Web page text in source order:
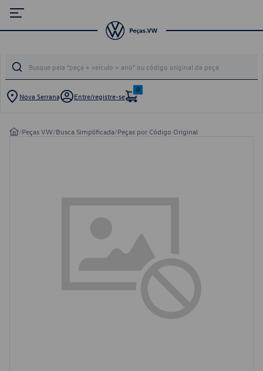
Nova Serrana Entre/registre-se
0
/Peças VW/Busca Simplificada/Peças por Código Original